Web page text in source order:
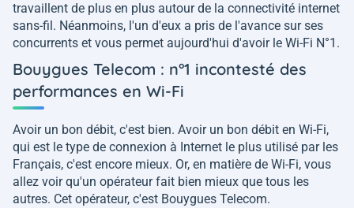
travaillent de plus en plus autour de la connectivité internet
sans-fil. Néanmoins, l'un d'eux a pris de l'avance sur ses
concurrents et vous permet aujourd'hui d'avoir le Wi-Fi N°1.
Bouygues Telecom : n°1 incontesté des
performances en Wi-Fi
Avoir un bon débit, c'est bien. Avoir un bon débit en Wi-Fi,
qui est le type de connexion à Internet le plus utilisé par les
Français, c'est encore mieux. Or, en matière de Wi-Fi, vous
allez voir qu'un opérateur fait bien mieux que tous les
autres. Cet opérateur, c'est Bouygues Telecom.